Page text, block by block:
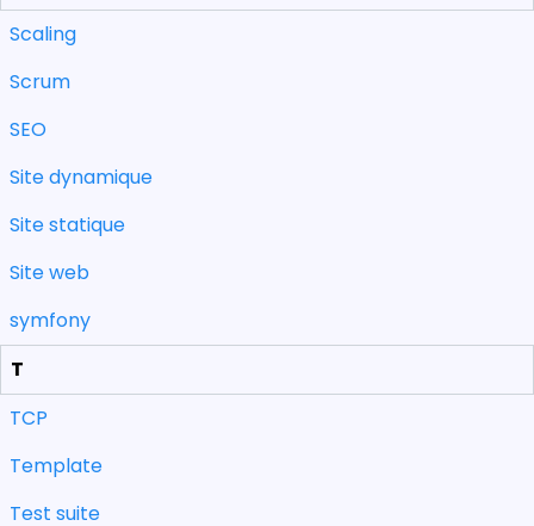
Scaling
Scrum
SEO
Site dynamique
Site statique
Site web
symfony
T
TCP
Template
Test suite